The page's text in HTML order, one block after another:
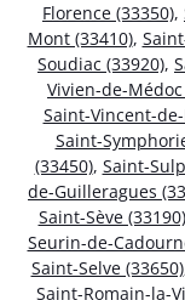
Florence (33350),
Mont (33410),
Soudiac (33920),
Vivien-de-Médoc
Saint-Vincent-
Saint-
(33450), Saint-
de-Guilleragues
Saint-Sève (33190)
Seurin-de-
Saint-Selve (33650)
Saint-Romain-la-